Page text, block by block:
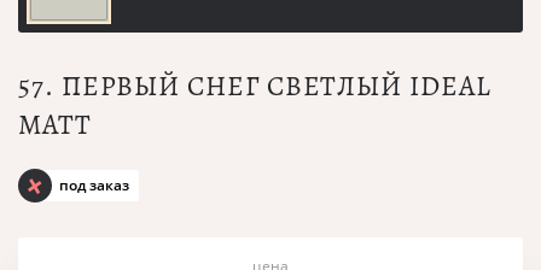
57. ПЕРВЫЙ СНЕГ СВЕТЛЫЙ IDEAL
MATT
под заказ
цена